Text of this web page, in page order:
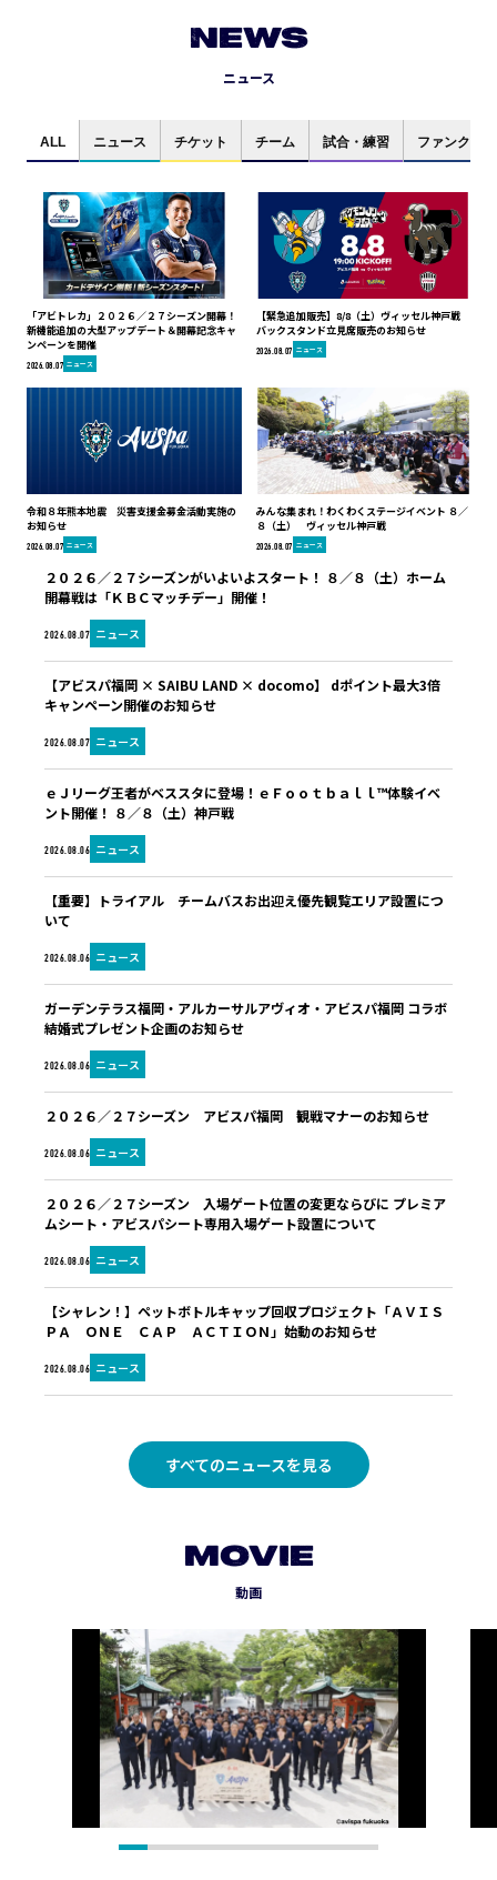
NEWS
ニュース
ALL ニュース チケット チーム 試合・練習 ファンクラブ
「アビトレカ」２０２６／２７シーズン開幕！
新機能追加の大型アップデート＆開幕記念キャ
ンペーンを開催
2026.08.07 ニュース
【緊急追加販売】8/8（土）ヴィッセル神戸戦
バックスタンド立見席販売のお知らせ
2026.08.07 ニュース
令和８年熊本地震 災害支援金募金活動実施の
お知らせ
2026.08.07 ニュース
みんな集まれ！わくわくステージイベント ８／
８（土） ヴィッセル神戸戦
2026.08.07 ニュース
2026.08.07 ニュース
２０２６／２７シーズンがいよいよスタート！ ８／８（土）ホーム
開幕戦は「ＫＢＣマッチデー」開催！
2026.08.07 ニュース
【アビスパ福岡 × SAIBU LAND × docomo】 dポイント最大3倍
キャンペーン開催のお知らせ
2026.08.06 ニュース
ｅＪリーグ王者がベススタに登場！ｅＦｏｏｔｂａｌｌ™体験イベ
ント開催！ ８／８（土）神戸戦
2026.08.06 ニュース
【重要】トライアル チームバスお出迎え優先観覧エリア設置につ
いて
2026.08.06 ニュース
ガーデンテラス福岡・アルカーサルアヴィオ・アビスパ福岡 コラボ
結婚式プレゼント企画のお知らせ
2026.08.06 ニュース
２０２６／２７シーズン アビスパ福岡 観戦マナーのお知らせ
2026.08.06 ニュース
２０２６／２７シーズン 入場ゲート位置の変更ならびに プレミア
ムシート・アビスパシート専用入場ゲート設置について
2026.08.06 ニュース
【シャレン！】ペットボトルキャップ回収プロジェクト「ＡＶＩＳ
ＰＡ ＯＮＥ ＣＡＰ ＡＣＴＩＯＮ」始動のお知らせ
すべてのニュースを見る
MOVIE
動画